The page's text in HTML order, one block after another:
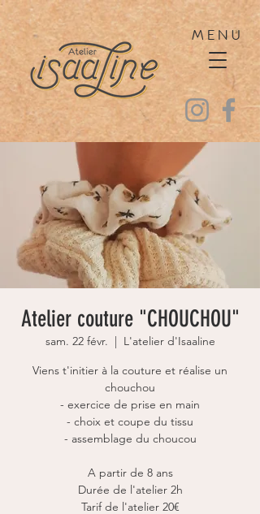
MENU
Atelier couture "CHOUCHOU"
sam. 22 févr.
  |
L'atelier d'Isaaline
Viens t'initier à la couture et réalise un
chouchou
- exercice de prise en main
- choix et coupe du tissu
- assemblage du choucou
A partir de 8 ans
Durée de l'atelier 2h
Tarif de l'atelier 20€